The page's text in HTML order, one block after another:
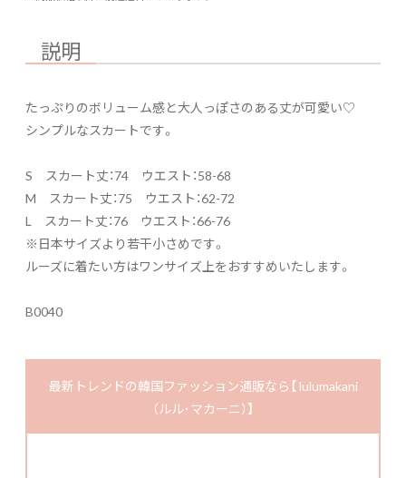
説明
たっぷりのボリューム感と大人っぽさのある丈が可愛い♡
シンプルなスカートです。
S スカート丈：74 ウエスト：58-68
M スカート丈：75 ウエスト：62-72
L スカート丈：76 ウエスト：66-76
※日本サイズより若干小さめです。
ルーズに着たい方はワンサイズ上をおすすめいたします。
B0040
最新トレンドの韓国ファッション通販なら【 lulumakani
（ルル･マカーニ）】